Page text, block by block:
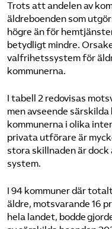
Trots att andelen av
äldreboenden som
högre än för
betydligt mindre.
valfrihetssystem för
kommunerna.
I tabell 2 redovisas
men avseende
kommunerna i olika
privata utförare är
stora skillnaden är
system.
I 94 kommuner där
äldre, motsvarande 16
hela landet, bodde